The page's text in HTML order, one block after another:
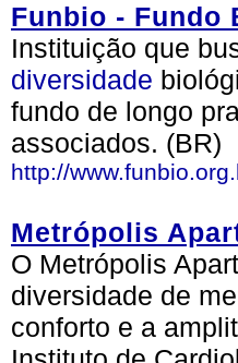
Funbio - Fundo
Instituição que
diversidade
fundo de longo
associados. (BR)
http://
Metrópolis
O Metrópolis Apart
diversidade de
conforto e a